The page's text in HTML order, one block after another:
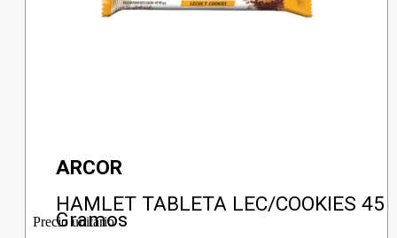
ARCOR
HAMLET TABLETA LEC/COOKIES 45
Gramos
Precio unitario